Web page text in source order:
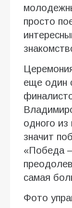
просто
еще один
одного из
значит
«Победа
самая
Фото